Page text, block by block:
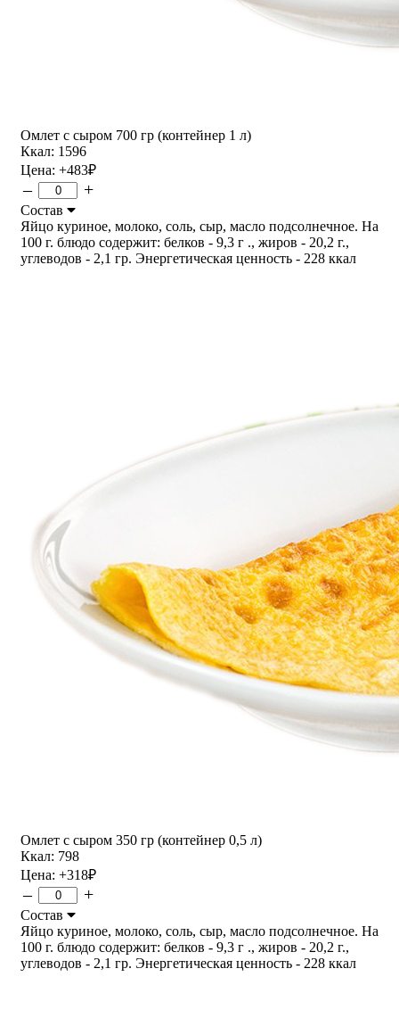
Омлет с сыром 700 гр (контейнер 1 л)
Ккал: 1596
Цена: +483₽
– +
Состав
Яйцо куриное, молоко, соль, сыр, масло подсолнечное. На
100 г. блюдо содержит: белков - 9,3 г ., жиров - 20,2 г.,
углеводов - 2,1 гр. Энергетическая ценность - 228 ккал
Омлет с сыром 350 гр (контейнер 0,5 л)
Ккал: 798
Цена: +318₽
– +
Состав
Яйцо куриное, молоко, соль, сыр, масло подсолнечное. На
100 г. блюдо содержит: белков - 9,3 г ., жиров - 20,2 г.,
углеводов - 2,1 гр. Энергетическая ценность - 228 ккал